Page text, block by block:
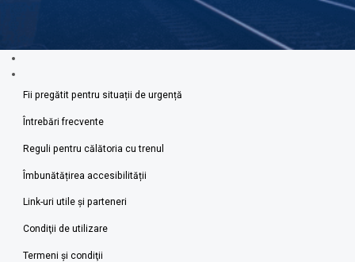
Fii pregătit pentru situații de urgență
Întrebări frecvente
Reguli pentru călătoria cu trenul
Îmbunătățirea accesibilității
Link-uri utile şi parteneri
Condiţii de utilizare
Termeni şi condiţii